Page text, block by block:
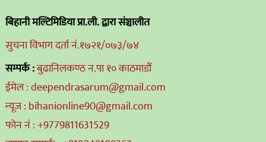
बिहानी मल्टिमिडिया प्रा.ली. द्वारा संञ्चालीत
सुचना विभाग दर्ता नं.१७२१/०७३/७४
सम्पर्क :बुढानिलकण्ठ न.पा १० काठमाडौं
ईमेल : deependrasarum@gmail.com
न्यूज : bihanionline90@gmail.com
फोन नं : +9779811631529